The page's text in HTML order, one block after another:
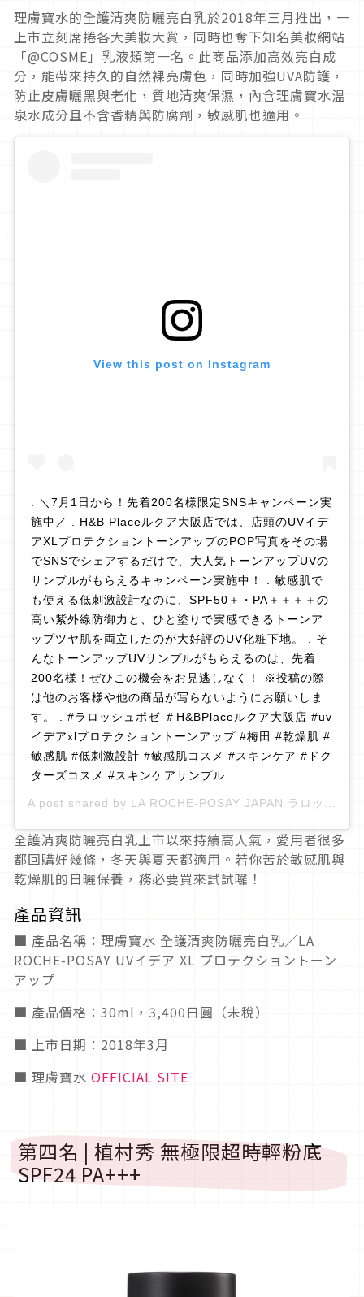
理膚寶水的全護清爽防曬亮白乳於2018年三月推出，一
上市立刻席捲各大美妝大賞，同時也奪下知名美妝網站
「@COSME」乳液類第一名。此商品添加高效亮白成
分，能帶來持久的自然裸亮膚色，同時加強UVA防護，
防止皮膚曬黑與老化，質地清爽保濕，內含理膚寶水溫
泉水成分且不含香精與防腐劑，敏感肌也適用。
View this post on Instagram
. ＼7月1日から！先着200名様限定SNSキャンペーン実
施中／ . H&B Placeルクア大阪店では、店頭のUVイデ
アXLプロテクショントーンアップのPOP写真をその場
でSNSでシェアするだけで、大人気トーンアップUVの
サンプルがもらえるキャンペーン実施中！ . 敏感肌で
も使える低刺激設計なのに、SPF50＋・PA＋＋＋＋の
高い紫外線防御力と、ひと塗りで実感できるトーンア
ップツヤ肌を両立したのが大好評のUV化粧下地。 . そ
んなトーンアップUVサンプルがもらえるのは、先着
200名様！ぜひこの機会をお見逃しなく！ ※投稿の際
は他のお客様や他の商品が写らないようにお願いしま
す。 . #ラロッシュポゼ ＃H&BPlaceルクア大阪店 #uv
イデアxlプロテクショントーンアップ #梅田 #乾燥肌 #
敏感肌 #低刺激設計 #敏感肌コスメ #スキンケア #ドク
ターズコスメ #スキンケアサンプル
A post shared by LA ROCHE-POSAY JAPAN ラロッシュポゼ
全護清爽防曬亮白乳上市以來持續高人氣，愛用者很多
都回購好幾條，冬天與夏天都適用。若你苦於敏感肌與
乾燥肌的日曬保養，務必要買來試試囉！
產品資訊
■ 產品名稱：理膚寶水 全護清爽防曬亮白乳／LA
ROCHE-POSAY UVイデア XL プロテクショントーン
アップ
■ 產品價格：30ml，3,400日圓（未稅）
■ 上市日期：2018年3月
■ 理膚寶水 OFFICIAL SITE
第四名 | 植村秀 無極限超時輕粉底
SPF24 PA+++